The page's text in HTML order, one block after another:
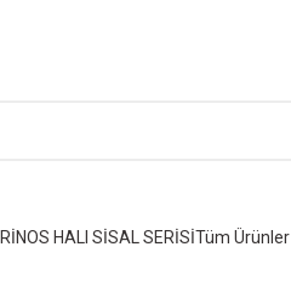
HALI SİSAL SERİSİTüm Ürünler